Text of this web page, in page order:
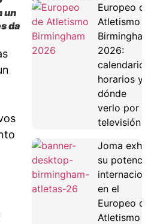
un
da
Europeo de
Atletismo
Birmingham
2026:
calendario,
horarios y
dónde
verlo por
televisión
Joma exhibe
su potencial
internacional
en el
Europeo de
Atletismo de